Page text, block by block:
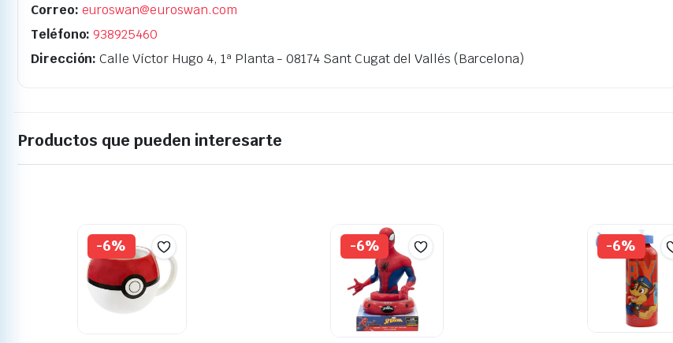
Correo: euroswan@euroswan.com
Teléfono: 938925460
Dirección: Calle Víctor Hugo 4, 1ª Planta - 08174 Sant Cugat del Vallés (Barcelona)
Productos que pueden interesarte
-6% -6% -6%